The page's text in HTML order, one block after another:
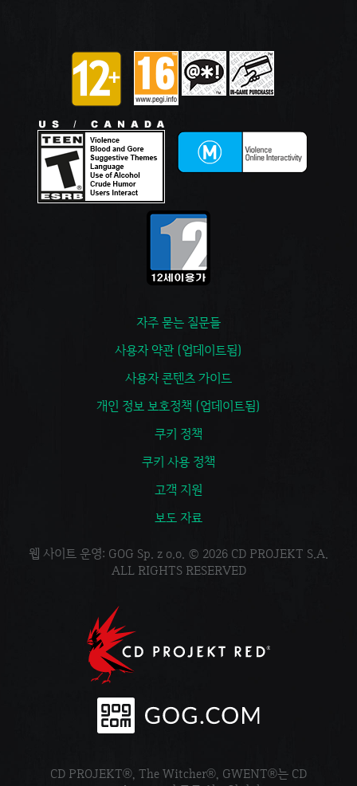
자주 묻는 질문들
사용자 약관 (업데이트됨)
사용자 콘텐츠 가이드
개인 정보 보호정책 (업데이트됨)
쿠키 정책
쿠키 사용 정책
고객 지원
보도 자료
웹 사이트 운영: GOG Sp. z o.o. © 2026 CD PROJEKT S.A.
ALL RIGHTS RESERVED
CD PROJEKT®, The Witcher®, GWENT®는 CD